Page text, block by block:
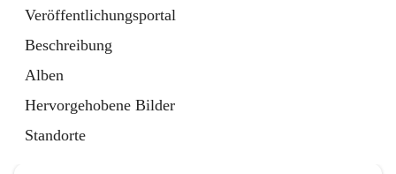
Veröffentlichungsportal
Beschreibung
Alben
Hervorgehobene Bilder
Standorte